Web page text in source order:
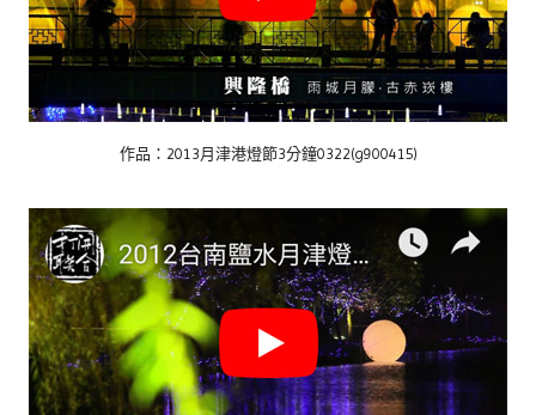
作品：2013月津港燈節3分鐘0322(g900415)